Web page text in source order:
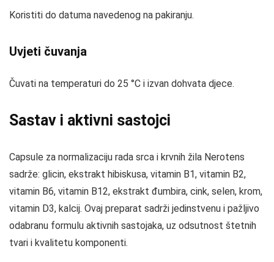
Koristiti do datuma navedenog na pakiranju.
Uvjeti čuvanja
Čuvati na temperaturi do 25 °C i izvan dohvata djece.
Sastav i aktivni sastojci
Capsule za normalizaciju rada srca i krvnih žila Nerotens
sadrže: glicin, ekstrakt hibiskusa, vitamin B1, vitamin B2,
vitamin B6, vitamin B12, ekstrakt đumbira, cink, selen, krom,
vitamin D3, kalcij. Ovaj preparat sadrži jedinstvenu i pažljivo
odabranu formulu aktivnih sastojaka, uz odsutnost štetnih
tvari i kvalitetu komponenti.